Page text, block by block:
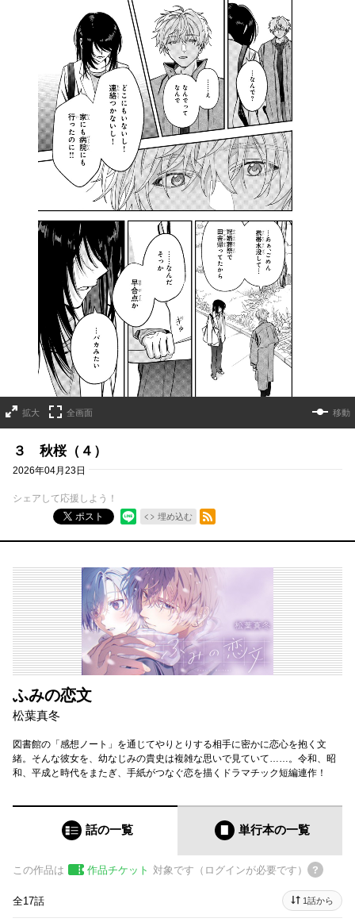
拡大 全画面 移動
３ 秋桜（４）
2026年04月23日
シェアして応援しよう！
ポスト
埋め込む
RSSフィード
ふみの恋文
松葉真冬
図書館の「感想ノート」を通じてやりとりする相手に密かに恋心を抱く文
緒。そんな彼女を、幼なじみの貴史は複雑な思いで見ていて……。令和、昭
和、平成と時代をまたぎ、手紙がつなぐ恋を描くドラマチック短編連作！
話の一覧 単行本の一覧
この作品は 作品チケット 対象です（ログインが必要です）
全17話 1話から